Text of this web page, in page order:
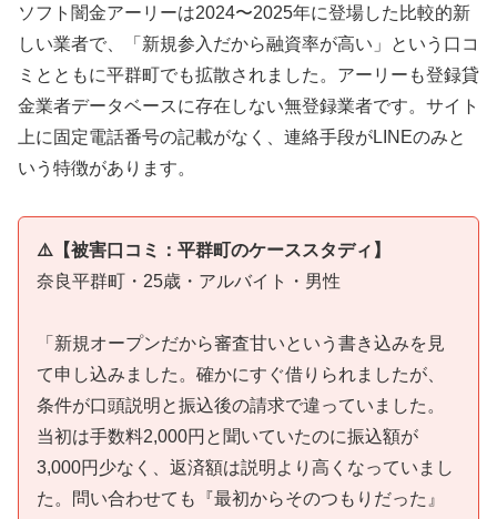
ソフト闇金アーリーは2024〜2025年に登場した比較的新
しい業者で、「新規参入だから融資率が高い」という口コ
ミとともに平群町でも拡散されました。アーリーも登録貸
金業者データベースに存在しない無登録業者です。サイト
上に固定電話番号の記載がなく、連絡手段がLINEのみと
いう特徴があります。
⚠️【被害口コミ：平群町のケーススタディ】
奈良平群町・25歳・アルバイト・男性
「新規オープンだから審査甘いという書き込みを見
て申し込みました。確かにすぐ借りられましたが、
条件が口頭説明と振込後の請求で違っていました。
当初は手数料2,000円と聞いていたのに振込額が
3,000円少なく、返済額は説明より高くなっていまし
た。問い合わせても『最初からそのつもりだった』